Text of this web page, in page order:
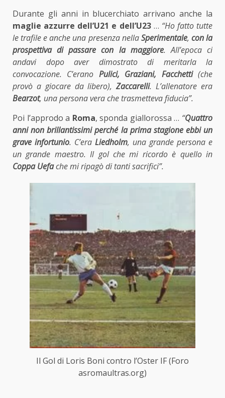
Durante gli anni in blucerchiato arrivano anche la
maglie azzurre dell’U21 e dell’U23… “Ho fatto tutte
le trafile e anche una presenza nellaSperimentale, con la
prospettiva di passare con la maggiore. All’epoca ci
andavi dopo aver dimostrato di meritarla la
convocazione. C’erano Pulici, Graziani, Facchetti(che
provò a giocare da libero),Zaccarelli. L’allenatore era
Bearzot, una persona vera che trasmetteva fiducia”.
Poi l’approdo a Roma, sponda giallorossa … “Quattro
anni non brillantissimi perché la prima stagione ebbi un
grave infortunio. C’era Liedholm, una grande persona e
un grande maestro. Il gol che mi ricordo è quello in
Coppa Uefache mi ripagò di tanti sacrifici”.
Il Gol di Loris Boni contro l’Oster IF (Foro
asromaultras.org)